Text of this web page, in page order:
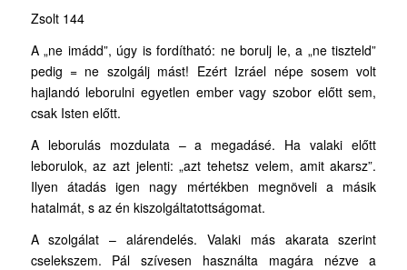
Zsolt 144
A „ne imádd”, úgy is fordítható: ne borulj le, a „ne tiszteld”
pedig = ne szolgálj mást! Ezért Izráel népe sosem volt
hajlandó leborulni egyetlen ember vagy szobor előtt sem,
csak Isten előtt.
A leborulás mozdulata – a megadásé. Ha valaki előtt
leborulok, az azt jelenti: „azt tehetsz velem, amit akarsz”.
Ilyen átadás igen nagy mértékben megnöveli a másik
hatalmát, s az én kiszolgáltatottságomat.
A szolgálat – alárendelés. Valaki más akarata szerint
cselekszem. Pál szívesen használta magára nézve a